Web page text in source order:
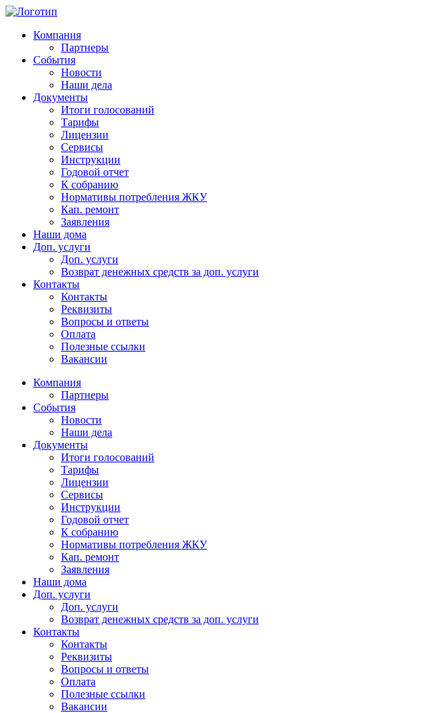
Компания
Партнеры
События
Новости
Наши дела
Документы
Итоги голосований
Тарифы
Лицензии
Сервисы
Инструкции
Годовой отчет
К собранию
Нормативы потребления ЖКУ
Кап. ремонт
Заявления
Наши дома
Доп. услуги
Доп. услуги
Возврат денежных средств за доп. услуги
Контакты
Контакты
Реквизиты
Вопросы и ответы
Оплата
Полезные ссылки
Вакансии
Компания
Партнеры
События
Новости
Наши дела
Документы
Итоги голосований
Тарифы
Лицензии
Сервисы
Инструкции
Годовой отчет
К собранию
Нормативы потребления ЖКУ
Кап. ремонт
Заявления
Наши дома
Доп. услуги
Доп. услуги
Возврат денежных средств за доп. услуги
Контакты
Контакты
Реквизиты
Вопросы и ответы
Оплата
Полезные ссылки
Вакансии